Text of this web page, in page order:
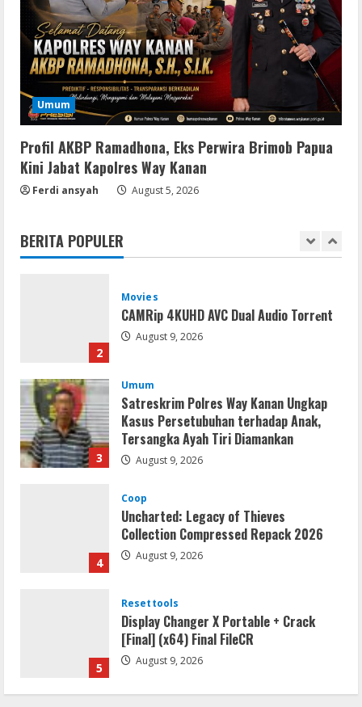
Umum
Profil AKBP Ramadhona, Eks Perwira Brimob Papua
Kini Jabat Kapolres Way Kanan
Ferdi ansyah August 5, 2026
BERITA POPULER
4
Collection Compressed Repack 2026
August 9, 2026
5
Resettools
Display Changer X Portable + Crack
[Final] (x64) Final FileCR
1
Coop
The Sinking City 2 Cracked Update
2
Movies
CAMRip 4KUHD AVC Dual Audio Torr𝐞nt
August 9, 2026
3
Umum
Satreskrim Polres Way Kanan Ungkap
Kasus Persetubuhan terhadap Anak,
Tersangka Ayah Tiri Diamankan
August 9, 2026
4
Coop
Uncharted: Legacy of Thieves
Collection Compressed Repack 2026
August 9, 2026
5
Resettools
Display Changer X Portable + Crack
[Final] (x64) Final FileCR
August 9, 2026